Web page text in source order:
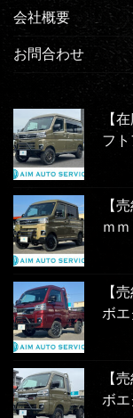
会社概要
お問合わせ
【
フ
【
ｍ
【
ボ
【
ボ